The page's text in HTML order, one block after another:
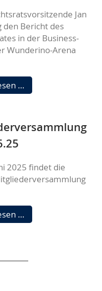
Jan
den Bericht des
in der Business-
Wunderino-Arena
…
2025
2025 findet die
…
am